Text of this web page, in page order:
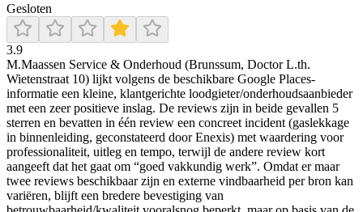
Gesloten
3.9
M.Maassen Service & Onderhoud (Brunssum, Doctor L.th.
Wietenstraat 10) lijkt volgens de beschikbare Google Places-
informatie een kleine, klantgerichte loodgieter/onderhoudsaanbieder
met een zeer positieve inslag. De reviews zijn in beide gevallen 5
sterren en bevatten in één review een concreet incident (gaslekkage
in binnenleiding, geconstateerd door Enexis) met waardering voor
professionaliteit, uitleg en tempo, terwijl de andere review kort
aangeeft dat het gaat om “goed vakkundig werk”. Omdat er maar
twee reviews beschikbaar zijn en externe vindbaarheid per bron kan
variëren, blijft een bredere bevestiging van